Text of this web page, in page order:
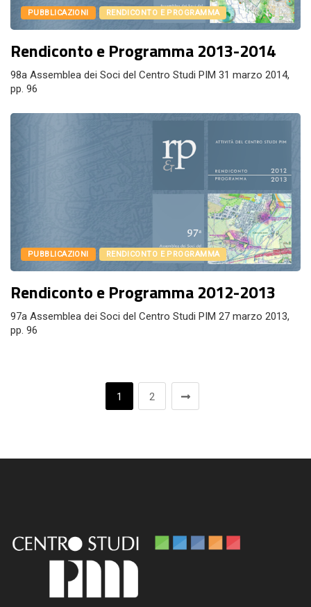
PUBBLICAZIONI RENDICONTO E PROGRAMMA
Rendiconto e Programma 2013-2014
98a Assemblea dei Soci del Centro Studi PIM 31 marzo 2014,
pp. 96
PUBBLICAZIONI RENDICONTO E PROGRAMMA
Rendiconto e Programma 2012-2013
97a Assemblea dei Soci del Centro Studi PIM 27 marzo 2013,
pp. 96
1 2